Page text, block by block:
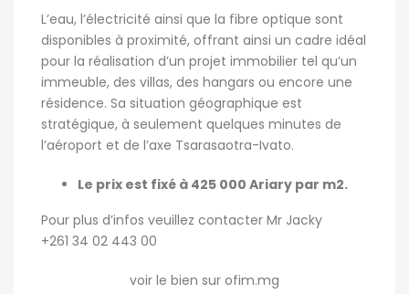
L’eau, l’électricité ainsi que la fibre optique sont
disponibles à proximité, offrant ainsi un cadre idéal
pour la réalisation d’un projet immobilier tel qu’un
immeuble, des villas, des hangars ou encore une
résidence. Sa situation géographique est
stratégique, à seulement quelques minutes de
l’aéroport et de l’axe Tsarasaotra-Ivato.
Le prix est fixé à 425 000 Ariary par m2.
Pour plus d’infos veuillez contacter Mr Jacky
+261 34 02 443 00
voir le bien sur ofim.mg